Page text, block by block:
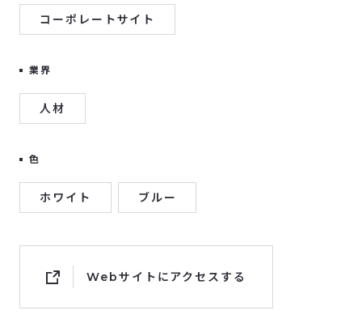
コーポレートサイト
業界
人材
色
ホワイト ブルー
Webサイトにアクセスする